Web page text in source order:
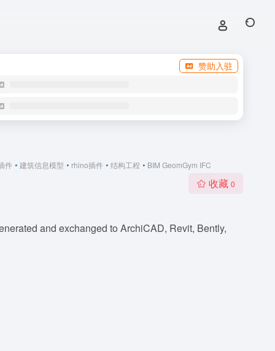
赞助入驻
件 • 建筑信息模型 • rhino插件 • 结构工程 • BIM GeomGym IFC
收藏 0
and exchanged to ArchiCAD, Revit, Bently,